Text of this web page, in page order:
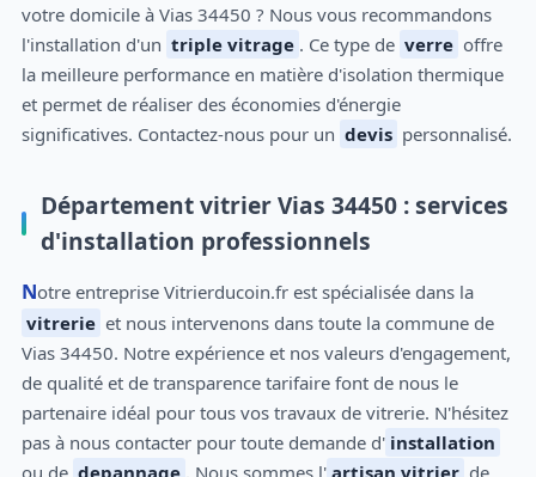
votre domicile à Vias 34450 ? Nous vous recommandons
l'installation d'un triple vitrage . Ce type de verre offre
la meilleure performance en matière d'isolation thermique
et permet de réaliser des économies d'énergie
significatives. Contactez-nous pour un devis personnalisé.
Département vitrier Vias 34450 : services
d'installation professionnels
Notre entreprise Vitrierducoin.fr est spécialisée dans la
vitrerie et nous intervenons dans toute la commune de
Vias 34450. Notre expérience et nos valeurs d'engagement,
de qualité et de transparence tarifaire font de nous le
partenaire idéal pour tous vos travaux de vitrerie. N'hésitez
pas à nous contacter pour toute demande d' installation